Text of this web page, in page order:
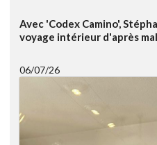
Avec 'Codex Camino',
voyage intérieur d'après
06/07/26